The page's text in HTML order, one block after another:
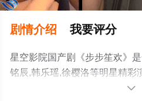
剧情介绍 我要评分
星空影院国产剧《步步笙欢》
铭辰,韩乐瑶,徐樱洛等明星精彩
剧情已揭晓（已完结 共24集）
